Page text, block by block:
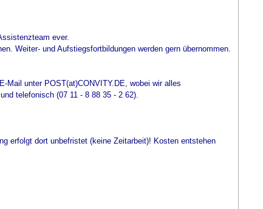
ever.
Weiter- und Aufstiegsfortbildungen werden gern übernommen.
Mail unter POST(at)CONVITY.DE, wobei wir alles
telefonisch (07 11 - 8 88 35 - 2 62).
erfolgt dort unbefristet (keine Zeitarbeit)! Kosten entstehen